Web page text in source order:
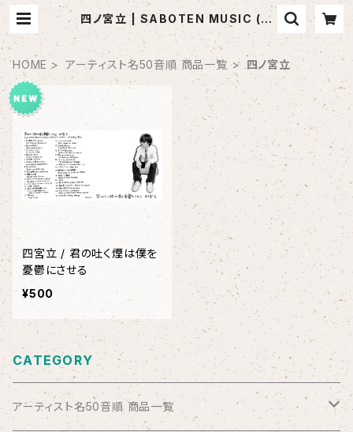
四ノ宮立 | SABOTEN MUSIC (セ
レクトCDショップ)
HOME アーティスト名50音順 商品一覧 四ノ宮立
四宮立 / 君の吐く煙は僕を
憂鬱にさせる
¥500
CATEGORY
アーティスト名50音順 商品一覧